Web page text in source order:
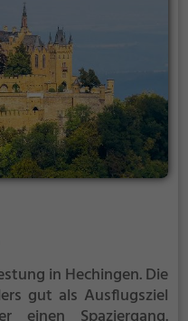
in Hechingen.Die
gut als Ausflugsziel